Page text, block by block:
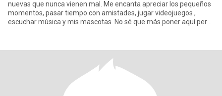
nuevas que nunca vienen mal. Me encanta apreciar los pequeños
momentos, pasar tiempo con amistades, jugar videojuegos ,
escuchar música y mis mascotas. No sé que más poner aquí pero